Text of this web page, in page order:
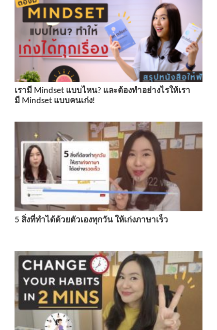
เรามี Mindset แบบไหน? และต้องทำอย่างไรให้เรา
มี Mindset แบบคนเก่ง!
5 สิ่งที่ทำได้ด้วยตัวเองทุกวัน ให้เก่งภาษาเร็ว